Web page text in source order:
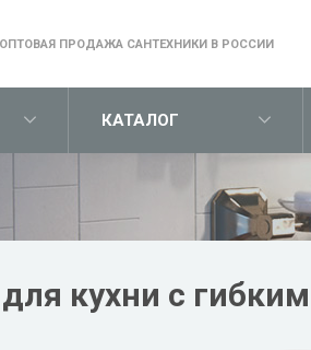
ОПТОВАЯ ПРОДАЖА САНТЕХНИКИ В РОССИИ
КАТАЛОГ
кухни с